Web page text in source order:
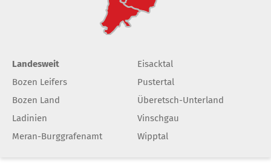
Landesweit
Bozen Leifers
Bozen Land
Ladinien
Meran-Burggrafenamt
Eisacktal
Pustertal
Überetsch-Unterland
Vinschgau
Wipptal